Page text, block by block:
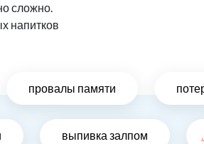
сложно.
напитков
провалы памяти
выпивка залпом